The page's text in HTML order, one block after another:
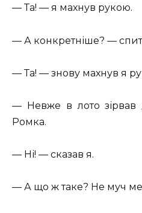
— Та! — я махнув рукою.
— А конкретніше? —
— Та! — знову махнув я
— Невже в лото
Ромка.
— Ні! — сказав я.
— А що ж таке? Не муч